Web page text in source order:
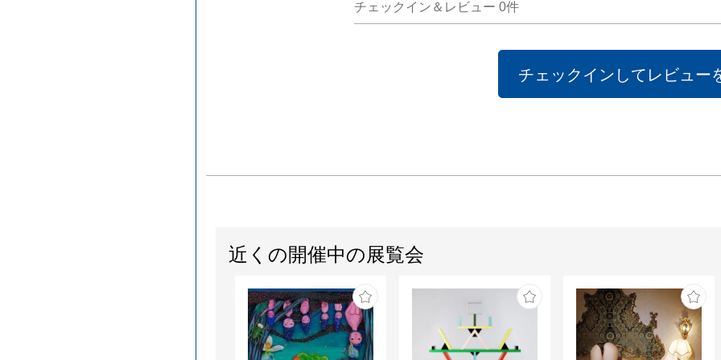
チェックイン＆レビュー 0件
チェックインしてレビュー
近くの開催中の展覧会